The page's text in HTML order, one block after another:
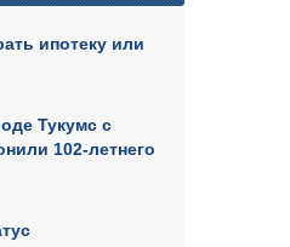
ипотеку или
Тукумс с
102-летнего